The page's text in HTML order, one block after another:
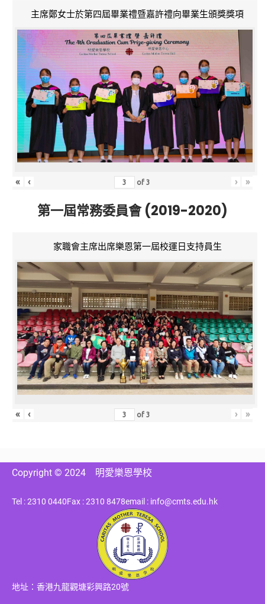
主席鄭女士於第四屆畢業禮暨嘉許禮向畢業生頒獎獎項
« ‹ of3 › »
第一屆常務委員會 (2019-2020)
家職會主席出席樂恩第一屆校運日支持員生
« ‹ of3 › »
Copyright © 2024 明愛樂恩學校
Tel : 2310 0440Fax : 2310 8478email : info@cmts.edu.hk
地址：香港九龍觀塘彩興路20號